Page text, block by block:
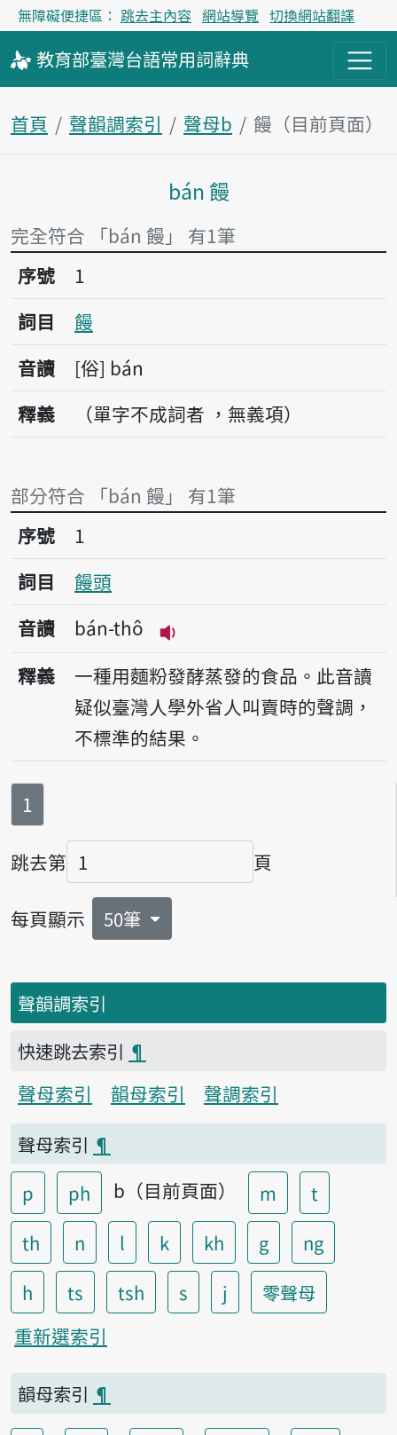
無障礙便捷區： 跳去主內容 網站導覽 切換網站翻譯
教育部臺灣台語常用詞辭典
首頁 聲韻調索引 聲母b 饅（目前頁面）
主內容區塊
bán 饅
完全符合 「bán 饅」 有1筆
序號1饅
序號
1
詞目
饅
音讀
俗 bán
釋義
（單字不成詞者 ，無義項）
部分符合 「bán 饅」 有1筆
序號1饅頭
序號
1
詞目
饅頭
音讀
bán-thô
播放音讀bán-thô
釋義
一種用麵粉發酵蒸發的食品。此音讀
疑似臺灣人學外省人叫賣時的聲調，
不標準的結果。
第
1
跳去第
頁碼
頁
每頁顯示 50筆
聲韻調索引
快速跳去索引 ¶
聲母索引
韻母索引
聲調索引
聲母索引 ¶
p
ph b（目前頁面） m
t
th
n l k kh g
ng
h
ts tsh s j
零聲母
重新選索引
韻母索引 ¶